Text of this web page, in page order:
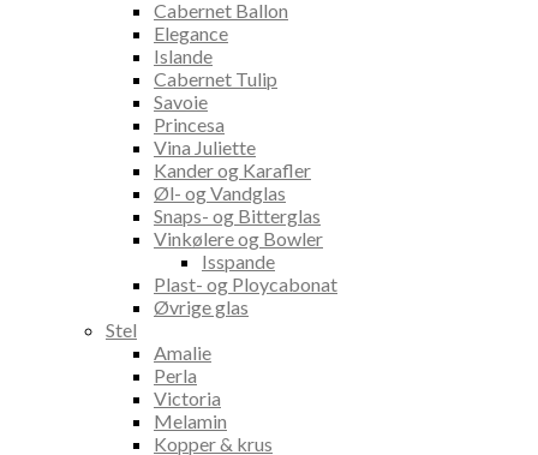
Cabernet Ballon
Elegance
Islande
Cabernet Tulip
Savoie
Princesa
Vina Juliette
Kander og Karafler
Øl- og Vandglas
Snaps- og Bitterglas
Vinkølere og Bowler
Isspande
Plast- og Ploycabonat
Øvrige glas
Stel
Amalie
Perla
Victoria
Melamin
Kopper & krus